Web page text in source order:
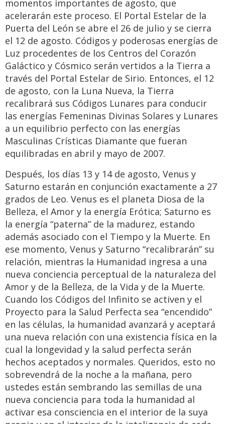
momentos importantes de agosto, que
acelerarán este proceso. El Portal Estelar de la
Puerta del León se abre el 26 de julio y se cierra
el 12 de agosto. Códigos y poderosas energías de
Luz procedentes de los Centros del Corazón
Galáctico y Cósmico serán vertidos a la Tierra a
través del Portal Estelar de Sirio. Entonces, el 12
de agosto, con la Luna Nueva, la Tierra
recalibrará sus Códigos Lunares para conducir
las energías Femeninas Divinas Solares y Lunares
a un equilibrio perfecto con las energías
Masculinas Crísticas Diamante que fueran
equilibradas en abril y mayo de 2007.
Después, los días 13 y 14 de agosto, Venus y
Saturno estarán en conjunción exactamente a 27
grados de Leo. Venus es el planeta Diosa de la
Belleza, el Amor y la energía Erótica; Saturno es
la energía “paterna” de la madurez, estando
además asociado con el Tiempo y la Muerte. En
ese momento, Venus y Saturno “recalibrarán” su
relación, mientras la Humanidad ingresa a una
nueva conciencia perceptual de la naturaleza del
Amor y de la Belleza, de la Vida y de la Muerte.
Cuando los Códigos del Infinito se activen y el
Proyecto para la Salud Perfecta sea “encendido”
en las células, la humanidad avanzará y aceptará
una nueva relación con una existencia física en la
cual la longevidad y la salud perfecta serán
hechos aceptados y normales. Queridos, esto no
sobrevendrá de la noche a la mañana, pero
ustedes están sembrando las semillas de una
nueva conciencia para toda la humanidad al
activar esa consciencia en el interior de la suya